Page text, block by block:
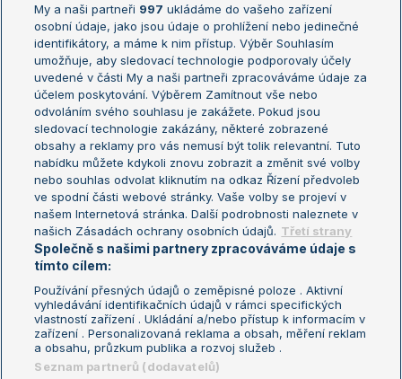
Žebříček ATP (muži)
Žebříček WTA (ženy)
Sázkařský žebříček
Australian Open
French Open
Wimbledon
US Open
Turnaj mistrů
Turnaj mistryň
Aktualní trendy
Fotbalové přestupy
Livesport Daily
LS Prague Open
Podmínky užití
Nastavení soukromí
GDPR a žurnalistika
Reklama
Kontakt
Informace o zpracování osobních
údajů
My a naši partneři 997 ukládáme do vašeho zařízení
osobní údaje, jako jsou údaje o prohlížení nebo jedinečné
identifikátory, a máme k nim přístup. Výběr Souhlasím
umožňuje, aby sledovací technologie podporovaly účely
uvedené v části My a naši partneři zpracováváme údaje za
účelem poskytování. Výběrem Zamítnout vše nebo
odvoláním svého souhlasu je zakážete. Pokud jsou
sledovací technologie zakázány, některé zobrazené
obsahy a reklamy pro vás nemusí být tolik relevantní. Tuto
nabídku můžete kdykoli znovu zobrazit a změnit své volby
nebo souhlas odvolat kliknutím na odkaz Řízení předvoleb
ve spodní části webové stránky. Vaše volby se projeví v
našem Internetová stránka. Další podrobnosti naleznete v
našich Zásadách ochrany osobních údajů. Třetí strany
Společně s našimi partnery zpracováváme údaje s
tímto cílem:
Používání přesných údajů o zeměpisné poloze . Aktivní
vyhledávání identifikačních údajů v rámci specifických
vlastností zařízení . Ukládání a/nebo přístup k informacím v
zařízení . Personalizovaná reklama a obsah, měření reklam
a obsahu, průzkum publika a rozvoj služeb .
Seznam partnerů (dodavatelů)